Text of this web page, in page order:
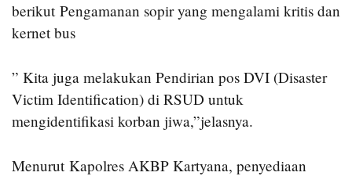
berikut Pengamanan sopir yang mengalami kritis dan
kernet bus
” Kita juga melakukan Pendirian pos DVI (Disaster
Victim Identification) di RSUD untuk
mengidentifikasi korban jiwa,”jelasnya.
Menurut Kapolres AKBP Kartyana, penyediaan